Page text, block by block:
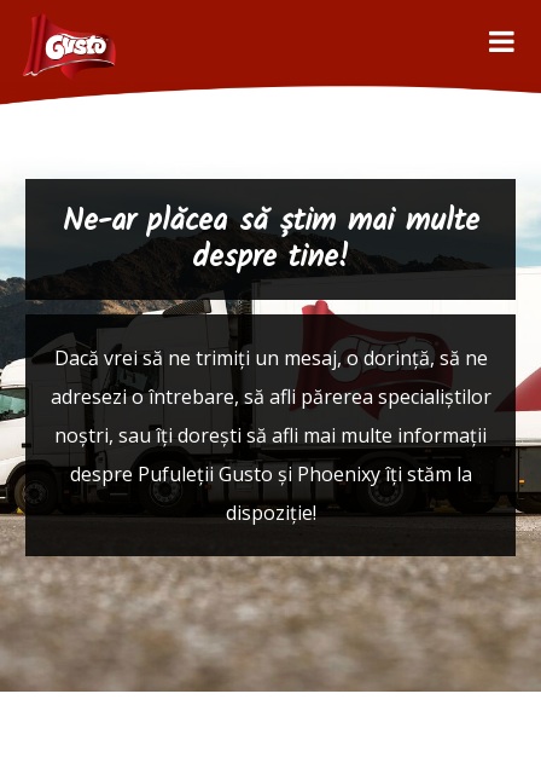
Ne-ar plăcea să știm mai multe
despre tine!
Dacă vrei să ne trimiți un mesaj, o dorință, să ne
adresezi o întrebare, să afli părerea specialiștilor
noștri, sau îți dorești să afli mai multe informații
despre Pufuleții Gusto și Phoenixy îți stăm la
dispoziție!